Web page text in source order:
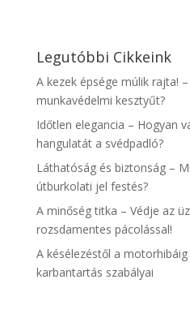
Legutóbbi Cikkeink
A kezek épsége múlik rajta!
munkavédelmi kesztyűt?
Időtlen elegancia – Hogyan
hangulatát a svédpadló?
Láthatóság és biztonság –
útburkolati jel festés?
A minőség titka – Védje az
rozsdamentes pácolással!
A késélezéstől a
karbantartás szabályai